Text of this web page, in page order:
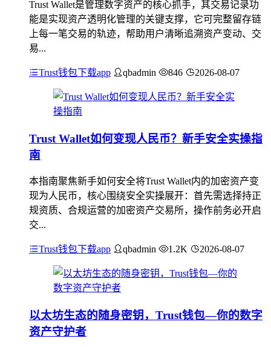
Trust Wallet是管理数字资产的核心抓手，其交易记录功
能是实现资产透明化管理的关键支撑，它可完整留存链
上每一笔交易的轨迹，帮助用户清晰追溯资产变动、交
易...
Trust钱包下载app qbadmin 846 2026-08-07
Trust Wallet如何变现人民币？新手安全实操指
南
本指南聚焦新手如何安全将Trust Wallet内的加密资产变
现为人民币，核心围绕安全实操展开：首先需选择持正
规资质、合规运营的加密资产交易所，操作前务必开启
交...
Trust钱包下载app qbadmin 1.2K 2026-08-07
以太坊生态的随身密钥，Trust钱包—你的数字
资产守护者